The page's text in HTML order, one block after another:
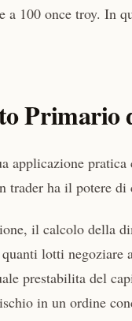
100 once troy. In
Primario
applicazione
trader ha il potere
il calcolo della
lotti
prestabilita del
in un ordine